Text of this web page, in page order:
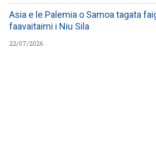
Asia e le Palemia o Samoa tagata
faavaitaimi i Niu Sila
22/07/2026